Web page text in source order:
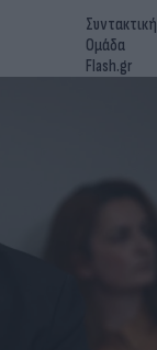
Συντακτική
Ομάδα
Flash.gr